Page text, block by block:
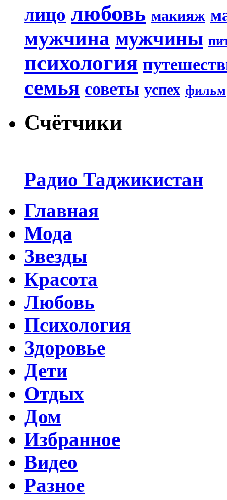
лицо любовь макияж
мужчина мужчины
психология
семья советы успех фильм
Счётчики
Радио Таджикистан
Главная
Мода
Звезды
Красота
Любовь
Психология
Здоровье
Дети
Отдых
Дом
Избранное
Видео
Разное